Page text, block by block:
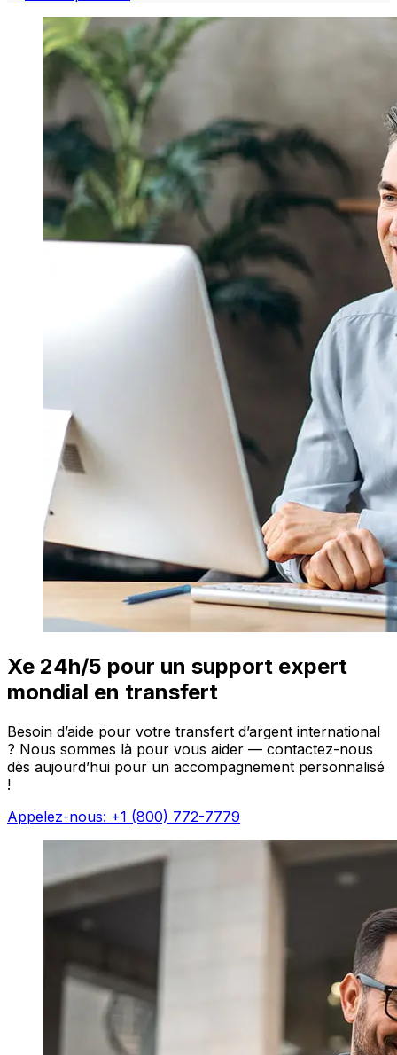
Xe 24h/5 pour un support expert
mondial en transfert
Besoin d’aide pour votre transfert d’argent international
? Nous sommes là pour vous aider — contactez-nous
dès aujourd’hui pour un accompagnement personnalisé
!
Appelez-nous: +1 (800) 772-7779